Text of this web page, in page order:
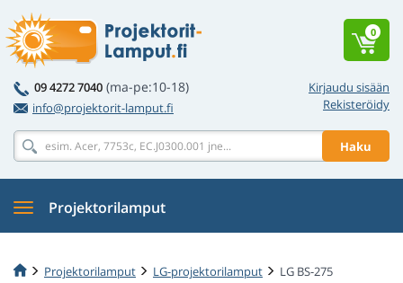
Kirjaudu sisään
Rekisteröidy
09 4272 7040 (ma-pe:10-18)
info@projektorit-lamput.fi
Haku
0
Projektorilamput
Projektorilamput LG-projektorilamput LG BS-275